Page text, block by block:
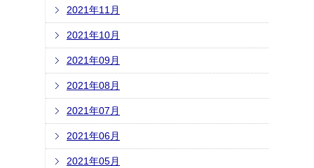
2021年11月
2021年10月
2021年09月
2021年08月
2021年07月
2021年06月
2021年05月